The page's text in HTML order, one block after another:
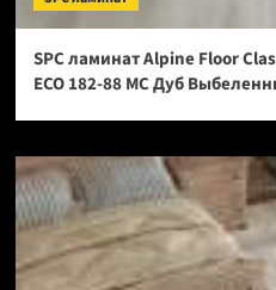
SPC ламинат Alpine Floor
ECO 182-88 МС Дуб